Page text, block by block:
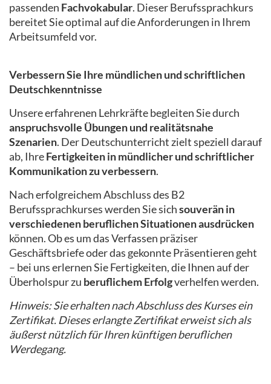
passenden Fachvokabular. Dieser Berufssprachkurs
bereitet Sie optimal auf die Anforderungen in Ihrem
Arbeitsumfeld vor.
Verbessern Sie Ihre mündlichen und schriftlichen
Deutschkenntnisse
Unsere erfahrenen Lehrkräfte begleiten Sie durch
anspruchsvolle Übungen und realitätsnahe
Szenarien. Der Deutschunterricht zielt speziell darauf
ab, IhreFertigkeiten in mündlicher und schriftlicher
Kommunikation zu verbessern.
Nach erfolgreichem Abschluss des B2
Berufssprachkurses werden Sie sichsouverän in
verschiedenen beruflichen Situationen ausdrücken
können. Ob es um das Verfassen präziser
Geschäftsbriefe oder das gekonnte Präsentieren geht
– bei uns erlernen Sie Fertigkeiten, die Ihnen auf der
Überholspur zu beruflichem Erfolgverhelfen werden.
Hinweis: Sie erhalten nach Abschluss des Kurses ein
Zertifikat. Dieses erlangte Zertifikat erweist sich als
äußerst nützlich für Ihren künftigen beruflichen
Werdegang.